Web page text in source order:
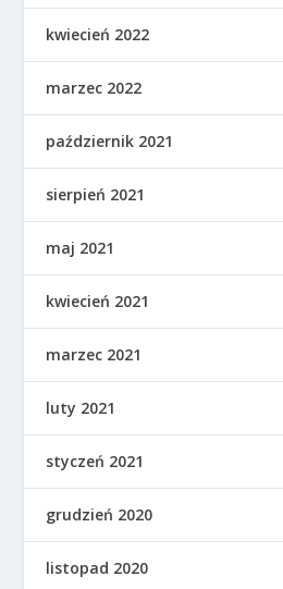
kwiecień 2022
marzec 2022
październik 2021
sierpień 2021
maj 2021
kwiecień 2021
marzec 2021
luty 2021
styczeń 2021
grudzień 2020
listopad 2020